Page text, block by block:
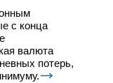
с конца
валюта
потерь,